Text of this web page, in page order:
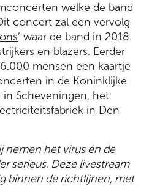
welke de band
concert zal een vervolg
’ waar de band in 2018
en blazers. Eerder
mensen een kaartje
in de Koninklijke
in Scheveningen, het
in Den
nemen het virus én de
serieus. Deze livestream
binnen de richtlijnen, met